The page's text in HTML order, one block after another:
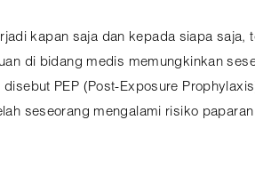
kapan saja dan kepada siapa
di bidang medis memungkinkan
PEP (Post-Exposure
seseorang mengalami risiko paparan